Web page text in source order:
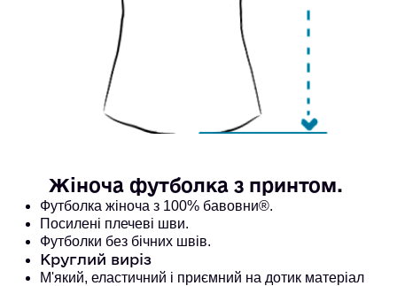
Жіноча футболка з принтом.
Футболка жіноча з 100% бавовни®.
Посилені плечеві шви.
Футболки без бічних швів.
Круглий виріз
М'який, еластичний і приємний на дотик матеріал